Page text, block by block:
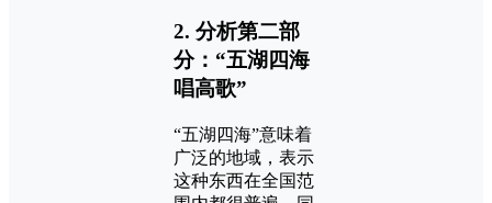
2. 分析第二部
分：“五湖四海
唱高歌”
“五湖四海”意味着
广泛的地域，表示
这种东西在全国范